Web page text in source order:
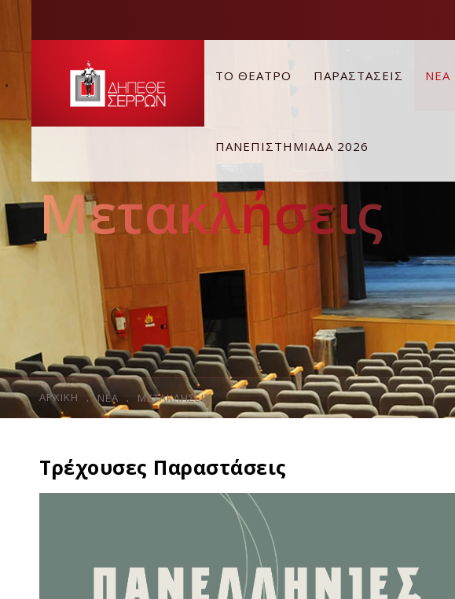
ΤΟ ΘΕΑΤΡΟ ΠΑΡΑΣΤΑΣΕΙΣ ΝΕΑ
ΠΑΝΕΠΙΣΤΗΜΙΑΔΑ 2026
Μετακλήσεις
ΑΡΧΙΚΉ ΝΕΑ ΜΕΤΑΚΛΉΣΕΙΣ
Τρέχουσες Παραστάσεις